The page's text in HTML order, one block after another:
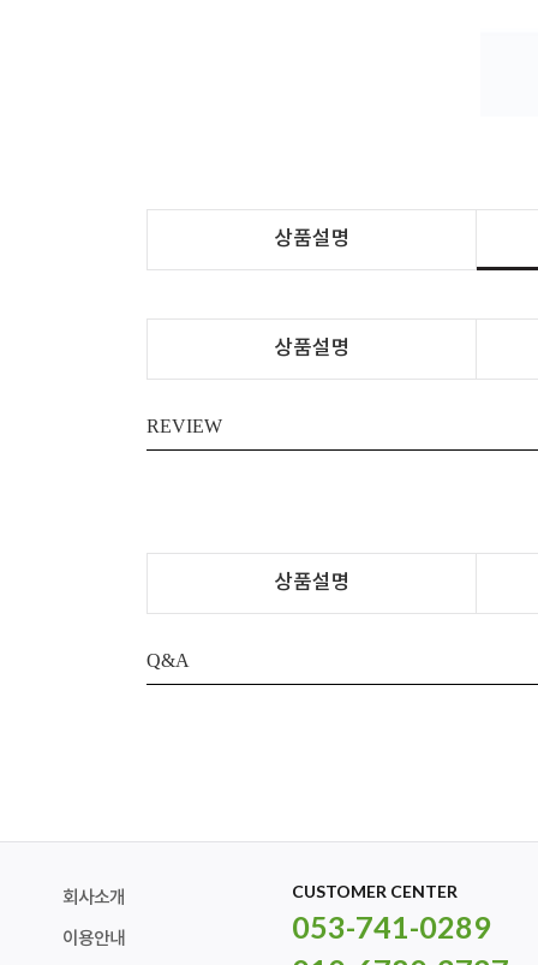
상품설명
상품설명
REVIEW
상품설명
Q&A
회사소개
이용안내
CUSTOMER CENTER
053-741-0289